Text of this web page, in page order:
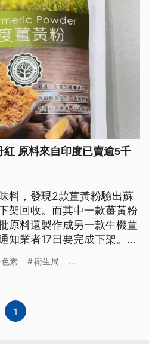
原料來自印度已賣逾5千
料，發現2款薑黃粉驗出蘇
架回收。而其中一款薑黃粉
原料還製作成另一款生機薑
知業者17日要完成下架。至
多公斤。
素 衛生局 ...
1